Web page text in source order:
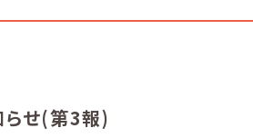
せ(第3報)